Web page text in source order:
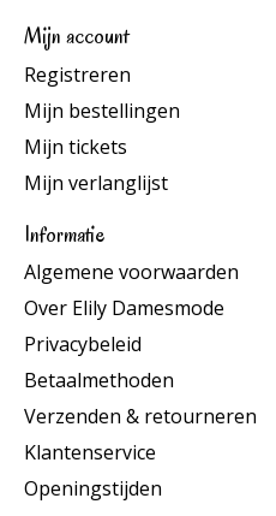
Mijn account
Registreren
Mijn bestellingen
Mijn tickets
Mijn verlanglijst
Informatie
Algemene voorwaarden
Over Elily Damesmode
Privacybeleid
Betaalmethoden
Verzenden & retourneren
Klantenservice
Openingstijden